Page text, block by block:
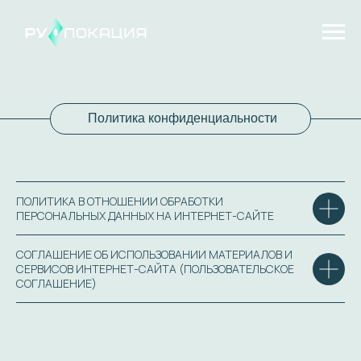
Политика конфиденциальности
ПОЛИТИКА В ОТНОШЕНИИ ОБРАБОТКИ
ПЕРСОНАЛЬНЫХ ДАННЫХ НА ИНТЕРНЕТ-САЙТЕ
СОГЛАШЕНИЕ ОБ ИСПОЛЬЗОВАНИИ МАТЕРИАЛОВ И
СЕРВИСОВ ИНТЕРНЕТ-САЙТА (ПОЛЬЗОВАТЕЛЬСКОЕ
СОГЛАШЕНИЕ)